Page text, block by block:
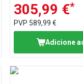
305,99 €*
PVP 589,99 €
Adicione